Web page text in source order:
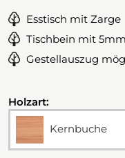
Esstisch mit Zarge
Tischbein mit
Gestellauszug
Holzart:
Kernbuche